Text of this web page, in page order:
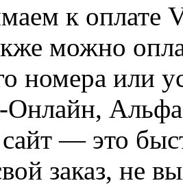
к оплате
можно
номера или
Онлайн,
— это
заказ, не